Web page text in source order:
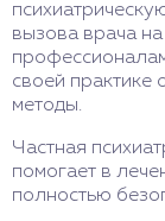
вызова врача
своей практике
методы.
Частная
помогает в
полностью